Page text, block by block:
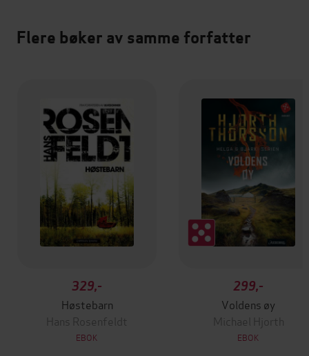
Flere bøker av samme forfatter
329,-
Høstebarn
Hans Rosenfeldt
EBOK
299,-
Voldens øy
Michael Hjorth
EBOK